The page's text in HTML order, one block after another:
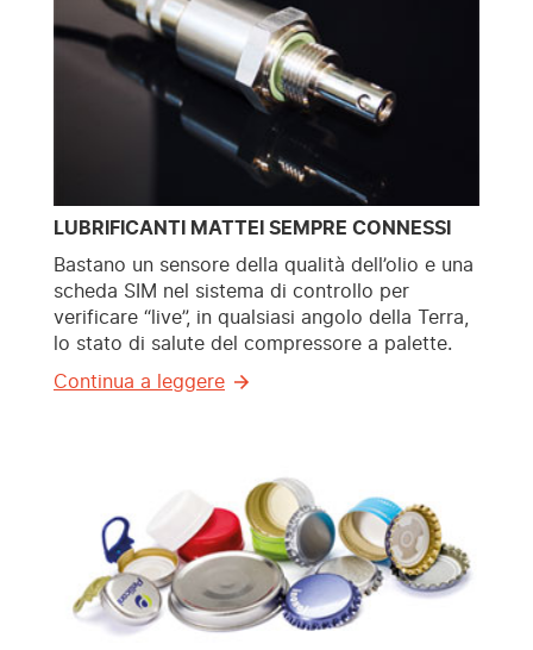
LUBRIFICANTI MATTEI SEMPRE CONNESSI
Bastano un sensore della qualità dell’olio e una
scheda SIM nel sistema di controllo per
verificare “live”, in qualsiasi angolo della Terra,
lo stato di salute del compressore a palette.
Continua a leggere